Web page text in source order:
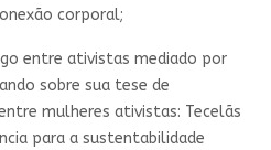
corporal;
entre ativistas mediado por
sobre sua tese de
mulheres ativistas: Tecelãs
para a sustentabilidade